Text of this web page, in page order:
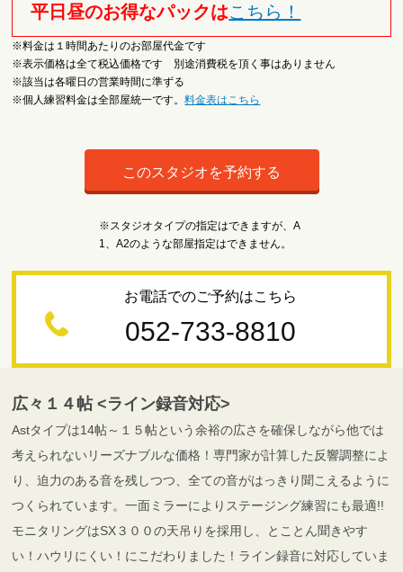
平日昼のお得なパックはこちら！
※料金は１時間あたりのお部屋代金です
※表示価格は全て税込価格です 別途消費税を頂く事はありません
※該当は各曜日の営業時間に準ずる
※個人練習料金は全部屋統一です。料金表はこちら
このスタジオを予約する
※スタジオタイプの指定はできますが、A
1、A2のような部屋指定はできません。
お電話でのご予約はこちら
052-733-8810
広々１４帖 <ライン録音対応>
Astタイプは14帖～１５帖という余裕の広さを確保しながら他では
考えられないリーズナブルな価格！専門家が計算した反響調整によ
り、迫力のある音を残しつつ、全ての音がはっきり聞こえるように
つくられています。一面ミラーによりステージング練習にも最適!!
モニタリングはSX３００の天吊りを採用し、とことん聞きやす
い！ハウリにくい！にこだわりました！ライン録音に対応していま